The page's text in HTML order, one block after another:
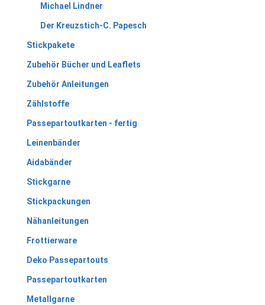
Michael Lindner
Der Kreuzstich-C. Papesch
Stickpakete
Zubehör Bücher und Leaflets
Zubehör Anleitungen
Zählstoffe
Passepartoutkarten - fertig
Leinenbänder
Aidabänder
Stickgarne
Stickpackungen
Nähanleitungen
Frottierware
Deko Passepartouts
Passepartoutkarten
Metallgarne